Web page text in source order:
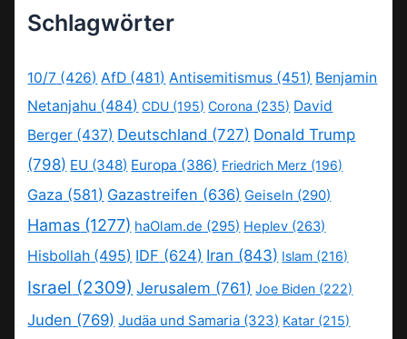
Schlagwörter
10/7 (426) AfD (481) Antisemitismus (451) Benjamin
Netanjahu (484) CDU (195) Corona (235) David
Berger (437) Deutschland (727) Donald Trump
(798) EU (348) Europa (386) Friedrich Merz (196)
Gaza (581) Gazastreifen (636) Geiseln (290)
Hamas (1277) haOlam.de (295) Heplev (263)
Hisbollah (495) IDF (624) Iran (843) Islam (216)
Israel (2309) Jerusalem (761) Joe Biden (222)
Juden (769) Judäa und Samaria (323) Katar (215)